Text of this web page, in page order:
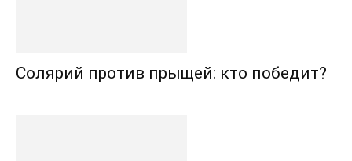
Солярий против прыщей: кто победит?